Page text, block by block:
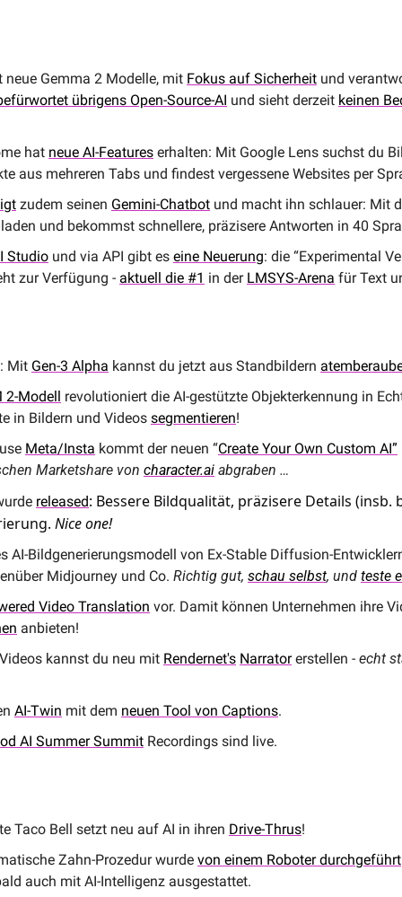
neue Gemma 2 Modelle, mit Fokus auf Sicherheit und
übrigens Open-Source-AI und sieht derzeit keinen
hat neue AI-Features erhalten: Mit Google Lens suchst du
aus mehreren Tabs und findest vergessene Websites per
zudem seinen Gemini-Chatbot und macht ihn schlauer: Mit
und bekommst schnellere, präzisere Antworten in 40
Studio und via API gibt es eine Neuerung: die “Experimental
zur Verfügung - aktuell die #1 in der LMSYS-Arena für Text
Mit Gen-3 Alpha kannst du jetzt aus Standbildern
2-Modell revolutioniert die AI-gestützte Objekterkennung in
in Bildern und Videos segmentieren!
Meta/Insta kommt der neuen “Create Your Own Custom AI”
Marketshare von character.ai abgraben …
released: Bessere Bildqualität, präzisere Details (insb.
Nice one!
AI-Bildgenerierungsmodell von Ex-Stable Diffusion-
Midjourney und Co. Richtig gut, schau selbst, und teste
Video Translation vor. Damit können Unternehmen ihre
anbieten!
kannst du neu mit Rendernet's Narrator erstellen - echt
AI-Twin mit dem neuen Tool von Captions.
AI Summer Summit Recordings sind live.
Taco Bell setzt neu auf AI in ihren Drive-Thrus!
Zahn-Prozedur wurde von einem Roboter durchgeführt
auch mit AI-Intelligenz ausgestattet.